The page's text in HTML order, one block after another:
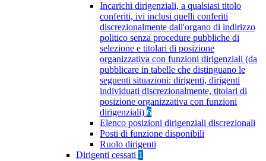
Incarichi dirigenziali, a qualsiasi titolo
conferiti, ivi inclusi quelli conferiti
discrezionalmente dall'organo di indirizzo
politico senza procedure pubbliche di
selezione e titolari di posizione
organizzativa con funzioni dirigenziali (da
pubblicare in tabelle che distinguano le
seguenti situazioni: dirigenti, dirigenti
individuati discrezionalmente, titolari di
posizione organizzativa con funzioni
dirigenziali) 6
Elenco posizioni dirigenziali discrezionali
Posti di funzione disponibili
Ruolo dirigenti
Dirigenti cessati 1